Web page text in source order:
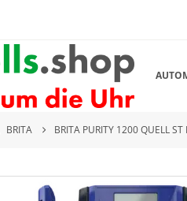
BRITA BRITA PURITY 1200 QUELL